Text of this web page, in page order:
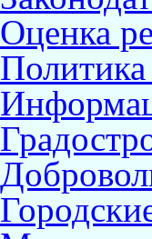
Оценка